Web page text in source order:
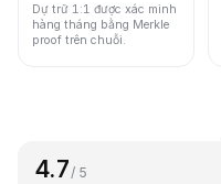
Dự trữ 1:1 được xác minh
hàng tháng bằng Merkle
proof trên chuỗi.
4.7 / 5